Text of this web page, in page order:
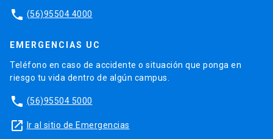
phone (56)95504 4000
EMERGENCIAS UC
Teléfono en caso de accidente o situación que ponga en
riesgo tu vida dentro de algún campus.
phone (56)95504 5000
launch Ir al sitio de Emergencias